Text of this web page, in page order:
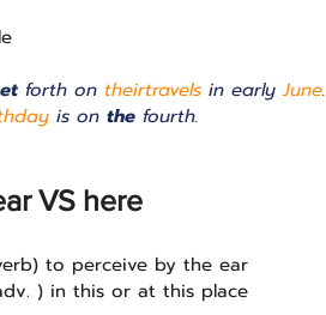
forth on theirtravels in early June.
is on the fourth.
VS here
to perceive by the ear
) in this or at this place